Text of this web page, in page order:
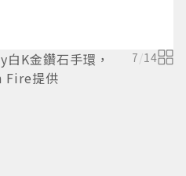
K金鑽石手環，
Fire提供
7/14